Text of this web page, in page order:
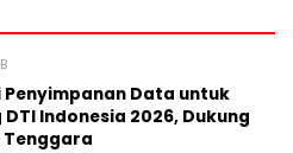
Penyimpanan Data untuk
Indonesia 2026, Dukung
Tenggara